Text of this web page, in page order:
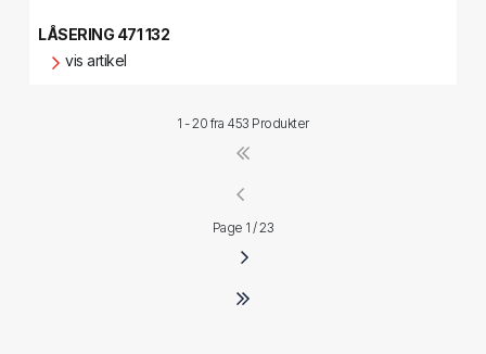
LÅSERING 471 132
vis artikel
1 - 20 fra 453 Produkter
Page 1 / 23